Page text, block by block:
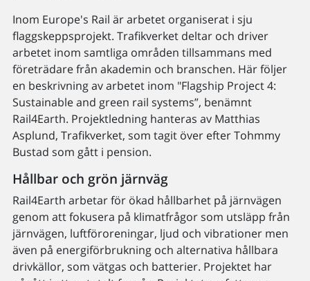
Inom Europe's Rail är arbetet organiserat i sju
flaggskeppsprojekt. Trafikverket deltar och driver
arbetet inom samtliga områden tillsammans med
företrädare från akademin och branschen. Här följer
en beskrivning av arbetet inom "Flagship Project 4:
Sustainable and green rail systems”, benämnt
Rail4Earth. Projektledning hanteras av Matthias
Asplund, Trafikverket, som tagit över efter Tohmmy
Bustad som gått i pension.
Hållbar och grön järnväg
Rail4Earth arbetar för ökad hållbarhet på järnvägen
genom att fokusera på klimatfrågor som utsläpp från
järnvägen, luftföroreningar, ljud och vibrationer men
även på energiförbrukning och alternativa hållbara
drivkällor, som vätgas och batterier. Projektet har